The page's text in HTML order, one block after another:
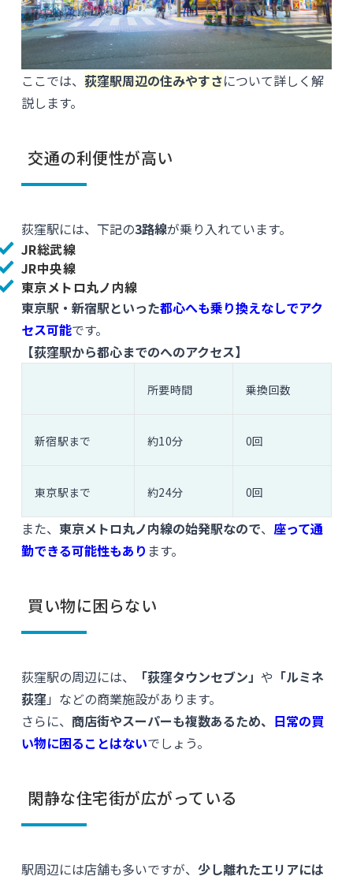
ここでは、 荻窪駅周辺の住みやすさについて詳しく解
説します。
交通の利便性が高い
荻窪駅には、下記の3路線が乗り入れています。
JR総武線
JR中央線
東京メトロ丸ノ内線
東京駅・新宿駅といった都心へも乗り換えなしでアク
セス可能です。
【荻窪駅から都心までのへのアクセス】
所要時間 乗換回数
新宿駅まで 約10分 0回
東京駅まで 約24分 0回
また、 東京メトロ丸ノ内線の始発駅なので、 座って通
勤できる可能性もあり ます。
買い物に困らない
荻窪駅の周辺には、 「荻窪タウンセブン」 や 「ルミネ
荻窪 」などの商業施設があります。
さらに、 商店街やスーパーも複数あるため、 日常の買
い物に困ることはないでしょう。
閑静な住宅街が広がっている
駅周辺には店舗も多いですが、 少し離れたエリアには